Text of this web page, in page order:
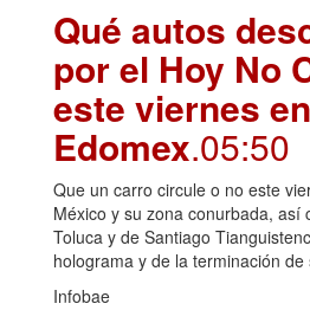
Qué autos
por el Hoy No
este viernes
Edomex.05:50
Que un carro circule o no este
México y su zona conurbada, así
Toluca y de Santiago
holograma y de la terminación de
Infobae